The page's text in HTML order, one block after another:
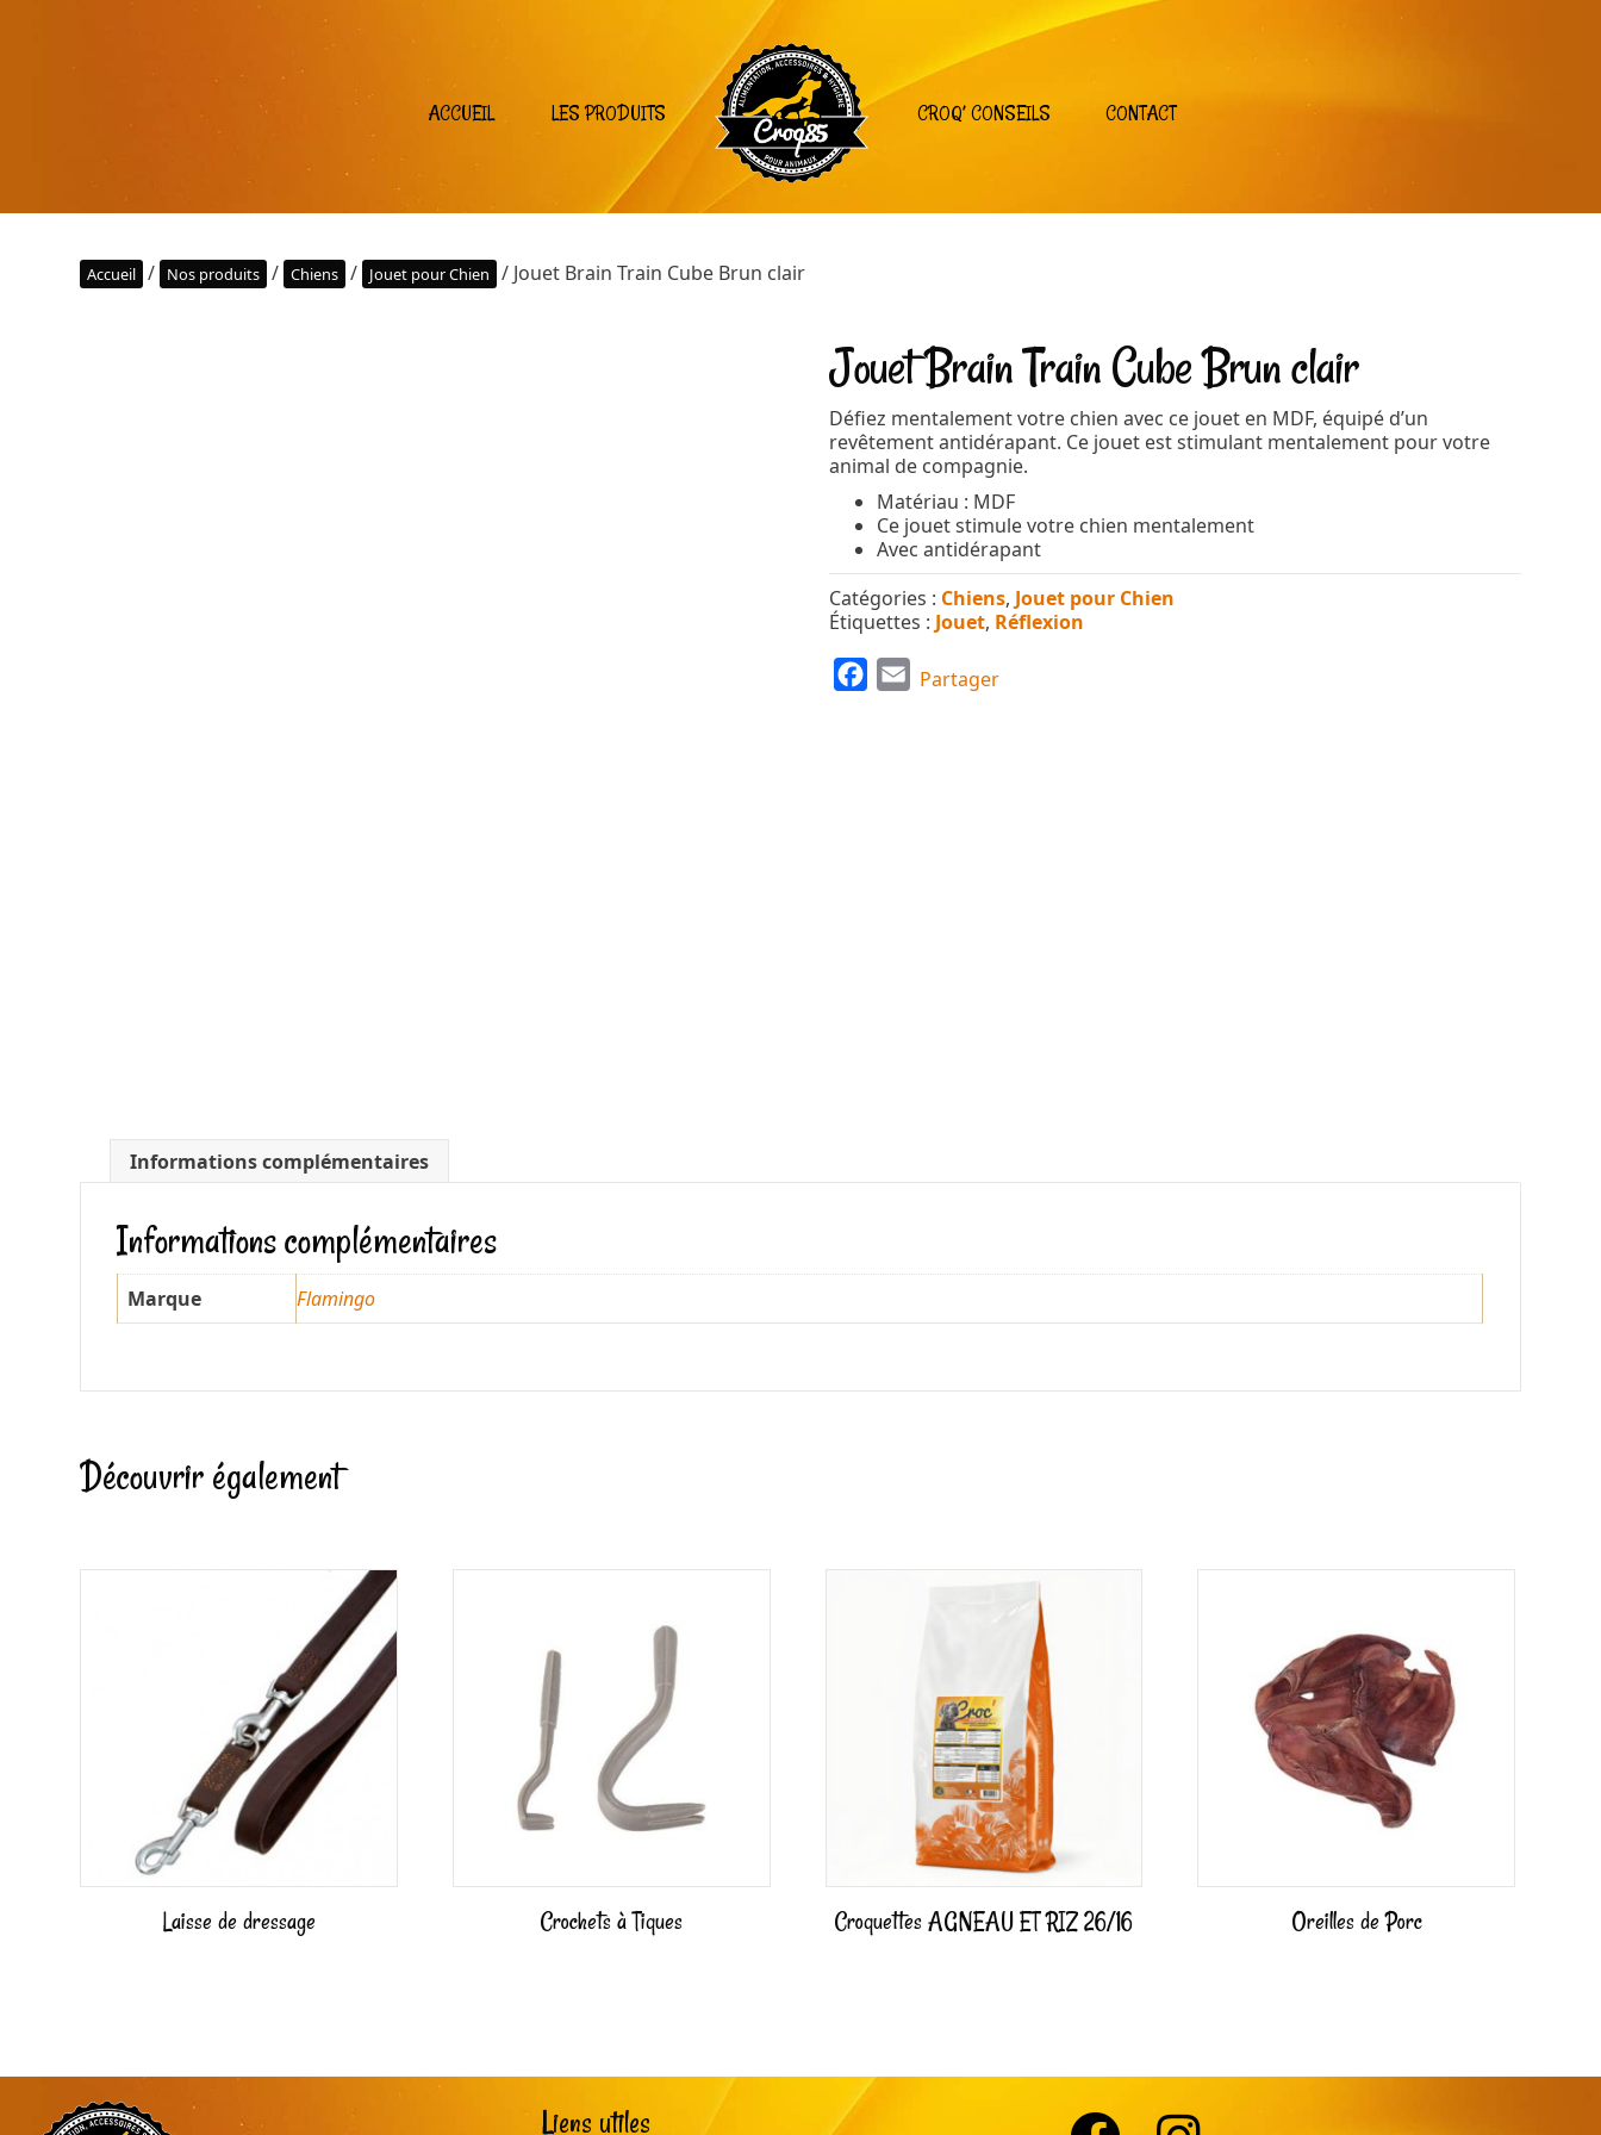
ACCUEIL LES PRODUITS CROQ’ CONSEILS CONTACT
Accueil / Nos produits / Chiens / Jouet pour Chien / Jouet Brain Train Cube Brun clair
Jouet Brain Train Cube Brun clair
Défiez mentalement votre chien avec ce jouet en MDF, équipé d’un
revêtement antidérapant. Ce jouet est stimulant mentalement pour votre
animal de compagnie.
Matériau : MDF
Ce jouet stimule votre chien mentalement
Avec antidérapant
Catégories : Chiens, Jouet pour Chien
Étiquettes : Jouet, Réflexion
EPartager
Informations complémentaires
Informations complémentaires
Marque Flamingo
Découvrir également
Laisse de dressage Crochets à Tiques Croquettes AGNEAU ET RIZ 26/16 Oreilles de Porc
Liens utiles